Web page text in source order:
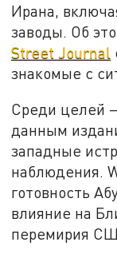
Ирана,
заводы. Об
Street Journal
знакомые с
Среди целей
данным
западные
наблюдения.
готовность
влияние на
перемирия